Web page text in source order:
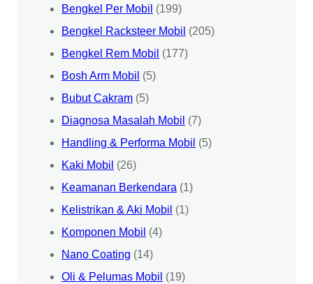
Bengkel Per Mobil (199)
Bengkel Racksteer Mobil (205)
Bengkel Rem Mobil (177)
Bosh Arm Mobil (5)
Bubut Cakram (5)
Diagnosa Masalah Mobil (7)
Handling & Performa Mobil (5)
Kaki Mobil (26)
Keamanan Berkendara (1)
Kelistrikan & Aki Mobil (1)
Komponen Mobil (4)
Nano Coating (14)
Oli & Pelumas Mobil (19)